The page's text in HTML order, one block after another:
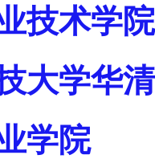
技术学院
大学华
学院